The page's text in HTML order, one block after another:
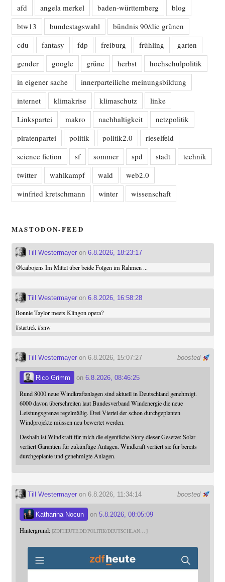
afd angela merkel baden-württemberg
blog
btw13
bundestagswahl
bündnis 90/die grünen
cdu
fantasy fdp freiburg frühling
garten
gender
google grüne herbst
hochschulpolitik
in eigener sache
innerparteiliche meinungsbildung
internet
klimakrise klimaschutz
linke
Linkspartei
makro nachhaltigkeit
netzpolitik
piratenpartei
politik politik2.0
rieselfeld
science fiction
sf sommer spd stadt
technik
twitter
wahlkampf wald
web2.0
winfried kretschmann
winter wissenschaft
MASTODON-FEED
Till Westermayeron 6.8.2026, 18:23:17
@kaibojensIm Mittel über beide Folgen im Rahmen ...
Till Westermayeron 6.8.2026, 16:58:28
Bonnie Taylor meets Klingon opera?
#startrek #snw
boosted
Till Westermayeron 6.8.2026, 15:07:27
Rico Grimm on 6.8.2026, 08:46:25
Rund 8000 neue Windkraftanlagen sind aktuell in Deutschland genehmigt.
6000 davon überschreiten laut Bundesverband Windenergie die neue
Leistungsgrenze regelmäßig. Drei Viertel der schon durchgeplanten
Windprojekte müssen neu bewertet werden.
Deshalb ist Windkraft für mich die eigentliche Story dieser Gesetze: Solar
verliert Garantien für zukünftige Anlagen. Windkraft verliert sie für bereits
durchgeplante und genehmigte Anlagen.
boosted
Till Westermayeron 6.8.2026, 11:34:14
Katharina Nocun on 5.8.2026, 08:05:09
Hintergrund: ZDFHEUTE.DE/POLITIK/DEUTSCHLAN